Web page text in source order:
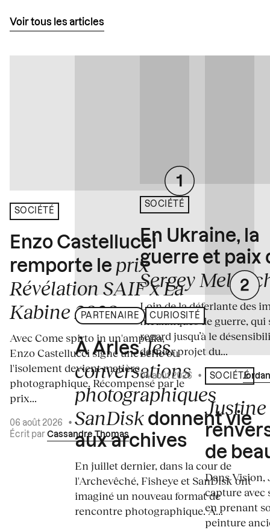
Voir tous les articles
SOCIÉTÉ
Enzo Castellucci
remporte le prix
Révélation SAIF x La
Kabine 2026
Avec Come spirto in un'ampolla,
Enzo Castellucci signe une série où
l'isolement devient matière
photographique. Récompensé par le
prix...
06 août 2026
•
Écrit par Cassandre Thomas
PARTENAIRE CURIOSITÉ
À Arles,les
conversations
photographiques
SanDisk donnent vie
aux archives
En juillet dernier, dans la cour de
l'Archevêché, Fisheye et SanDisk ont
imaginé un nouveau format de
rencontre photographique. À...
SOCIÉTÉ
En Ukraine, la
guerre et paix
Sergey
Loin de la déferlante des
médiatiques de guerre, qui
regard jusqu’à le
dernier projet du...
04 août 2026 • Écrit par
SOCIÉTÉ
de
Dans
capture avec
en prenant
peinture